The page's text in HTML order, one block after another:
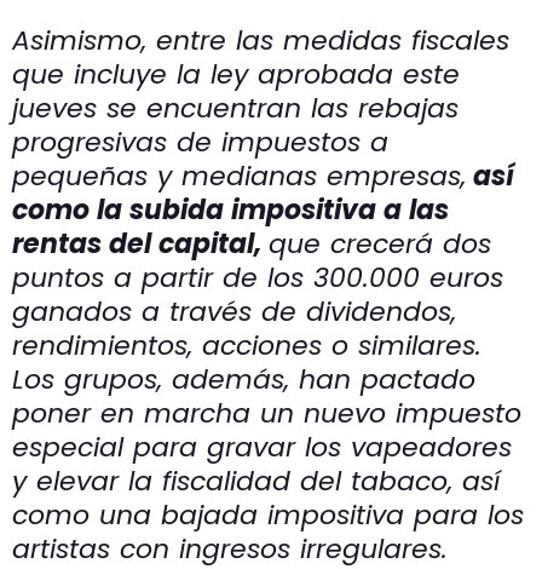
Asimismo, entre las medidas fiscales
que incluye la ley aprobada este
jueves se encuentran las rebajas
progresivas de impuestos a
pequeñas y medianas empresas, así
como la subida impositiva a las
rentas del capital, que crecerá dos
puntos a partir de los 300.000 euros
ganados a través de dividendos,
rendimientos, acciones o similares.
Los grupos, además, han pactado
poner en marcha un nuevo impuesto
especial para gravar los vapeadores
y elevar la fiscalidad del tabaco, así
como una bajada impositiva para los
artistas con ingresos irregulares.